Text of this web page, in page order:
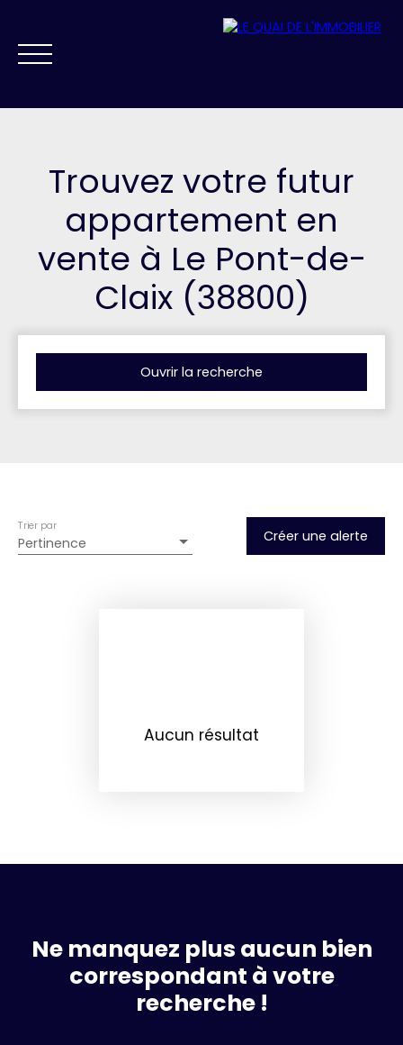
NOS AGENCES VENDRE ACHETER PRESTIGE FAIRE GÉRER
ESTIMATION
Trouvez votre futur
appartement en
vente à Le Pont-de-
Claix (38800)
Ouvrir la recherche
Le Pont-de-Claix (38800)
Localisation
Pertinence
Trier par
Créer une alerte
Aucun résultat
Ne manquez plus aucun bien
correspondant à votre
recherche !